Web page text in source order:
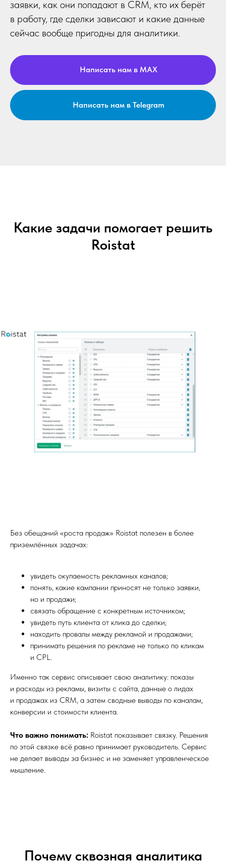
заявки, как они попадают в CRM, кто их берёт
в работу, где сделки зависают и какие данные
сейчас вообще пригодны для аналитики.
Написать нам в MAX
Написать нам в Telegram
Какие задачи помогает решить
Roistat
Без обещаний «роста продаж» Roistat полезен в более
приземлённых задачах:
увидеть окупаемость рекламных каналов;
понять, какие кампании приносят не только заявки,
но и продажи;
связать обращение с конкретным источником;
увидеть путь клиента от клика до сделки;
находить провалы между рекламой и продажами;
принимать решения по рекламе не только по кликам
и CPL.
Именно так сервис описывает свою аналитику: показы
и расходы из рекламы, визиты с сайта, данные о лидах
и продажах из CRM, а затем сводные выводы по каналам,
конверсии и стоимости клиента.
Что важно понимать: Roistat показывает связку. Решения
по этой связке всё равно принимает руководитель. Сервис
не делает выводы за бизнес и не заменяет управленческое
мышление.
Почему сквозная аналитика